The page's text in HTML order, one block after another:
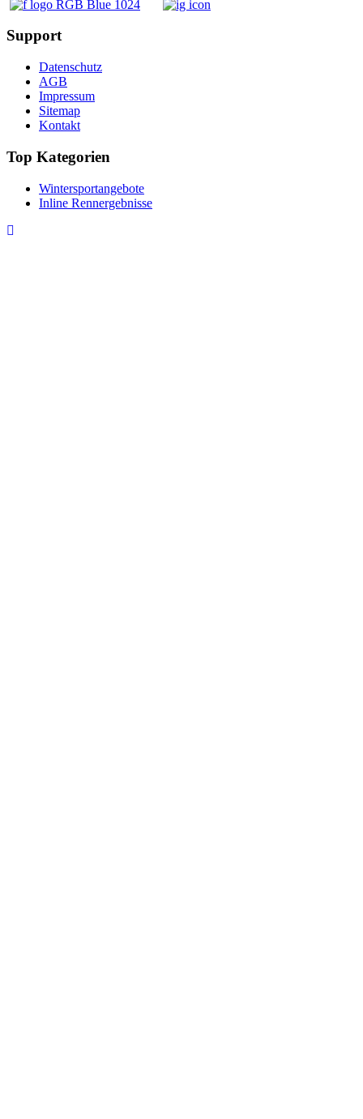
Support
Datenschutz
AGB
Impressum
Sitemap
Kontakt
Top Kategorien
Wintersportangebote
Inline Rennergebnisse